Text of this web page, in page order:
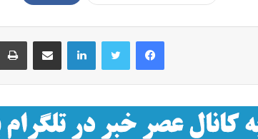
فیسبوک لینکداین